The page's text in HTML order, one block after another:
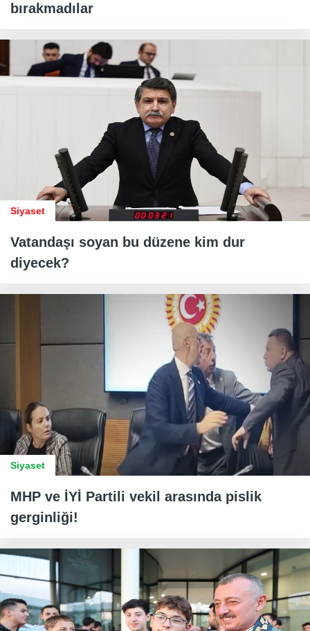
bırakmadılar
Siyaset
Vatandaşı soyan bu düzene kim dur
diyecek?
Siyaset
MHP ve İYİ Partili vekil arasında pislik
gerginliği!